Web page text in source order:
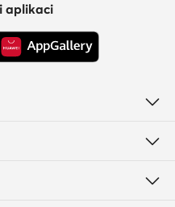
aplikaci